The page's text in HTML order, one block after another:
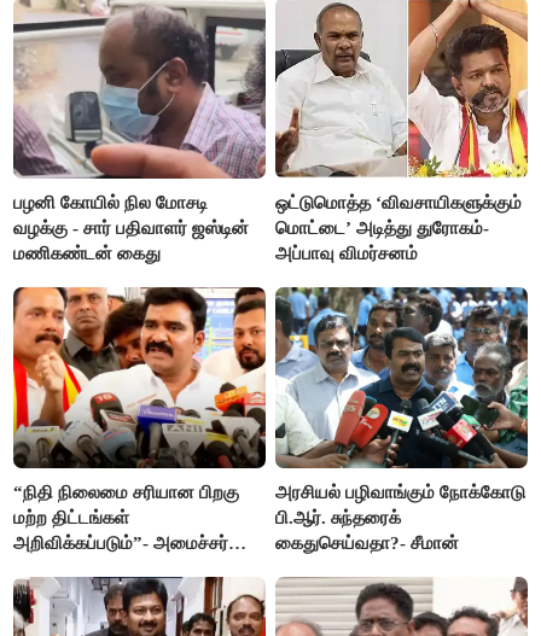
பழனி கோயில் நில மோசடி
வழக்கு - சார் பதிவாளர் ஜஸ்டின்
மணிகண்டன் கைது
ஒட்டுமொத்த ‘விவசாயிகளுக்கும்
மொட்டை’ அடித்து துரோகம்-
அப்பாவு விமர்சனம்
“நிதி நிலைமை சரியான பிறகு
மற்ற திட்டங்கள்
அறிவிக்கப்படும்”- அமைச்சர்
அரசியல் பழிவாங்கும் நோக்கோடு
பி.ஆர். சுந்தரைக்
கைதுசெய்வதா?- சீமான்